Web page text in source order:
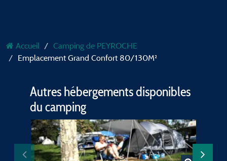
Accueil
Camping de PEYROCHE
Emplacement Grand Confort 80/130M²
Autres hébergements disponibles
du camping